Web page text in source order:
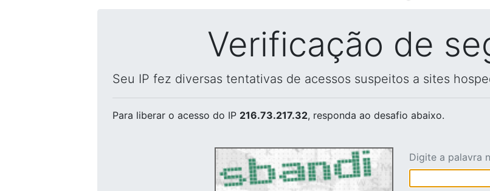
Verificação de
Seu IP fez diversas tentativas de acessos suspeitos a sites
Para liberar o acesso do IP 216.73.217.32, responda ao desafio abaixo.
Digite a palavra